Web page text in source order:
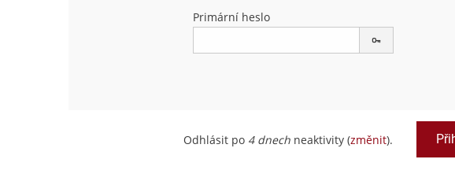
Primární heslo
Odhlásit po 4 dnech neaktivity (změnit).